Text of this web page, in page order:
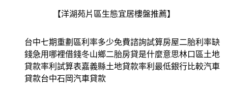
【洋湖苑片區生態宜居樓盤推薦】
台中七期重劃區利率多少免費諮詢試算房屋二胎利率缺
錢急用哪裡借錢冬山鄉二胎房貸是什麼意思林口區土地
貸款率利試算表嘉義縣土地貸款率利最低銀行比較汽車
貸款台中石岡汽車貸款